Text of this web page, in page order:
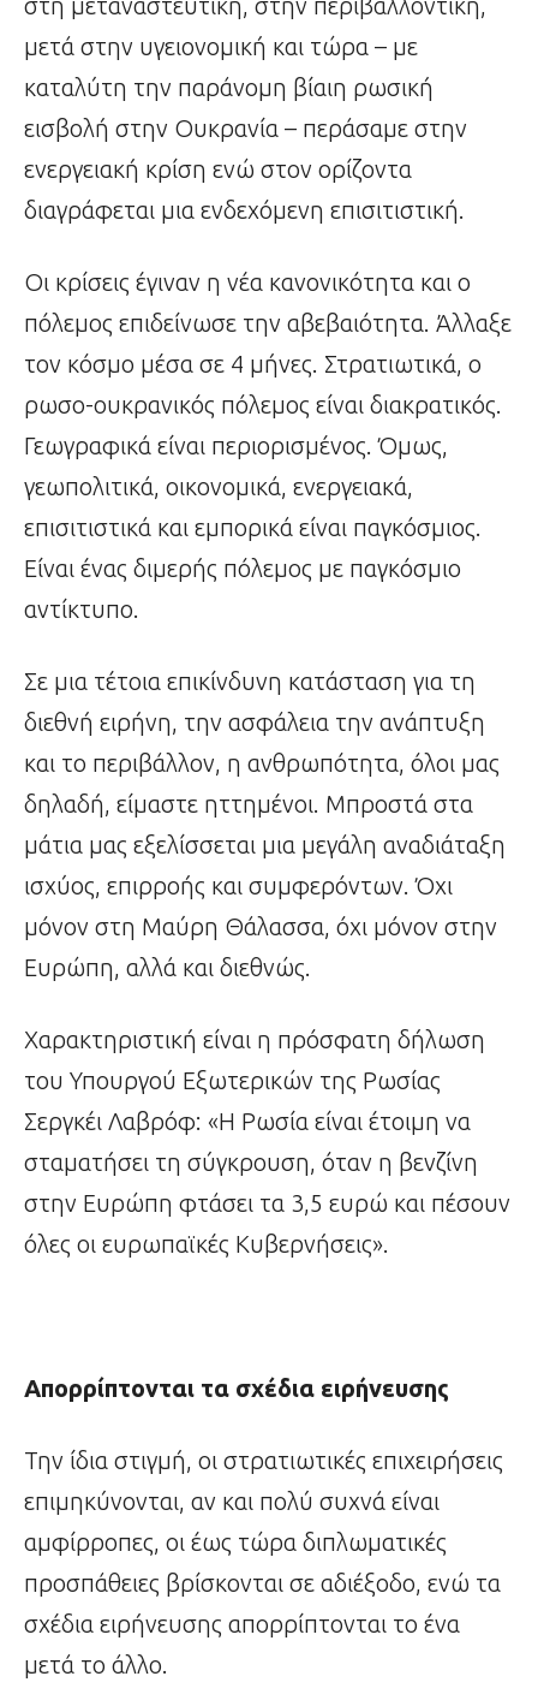
στη μεταναστευτική, στην περιβαλλοντική,
μετά στην υγειονομική και τώρα – με
καταλύτη την παράνομη βίαιη ρωσική
εισβολή στην Ουκρανία – περάσαμε στην
ενεργειακή κρίση ενώ στον ορίζοντα
διαγράφεται μια ενδεχόμενη επισιτιστική.
Οι κρίσεις έγιναν η νέα κανονικότητα και ο
πόλεμος επιδείνωσε την αβεβαιότητα. Άλλαξε
τον κόσμο μέσα σε 4 μήνες. Στρατιωτικά, ο
ρωσο-ουκρανικός πόλεμος είναι διακρατικός.
Γεωγραφικά είναι περιορισμένος. Όμως,
γεωπολιτικά, οικονομικά, ενεργειακά,
επισιτιστικά και εμπορικά είναι παγκόσμιος.
Είναι ένας διμερής πόλεμος με παγκόσμιο
αντίκτυπο.
Σε μια τέτοια επικίνδυνη κατάσταση για τη
διεθνή ειρήνη, την ασφάλεια την ανάπτυξη
και το περιβάλλον, η ανθρωπότητα, όλοι μας
δηλαδή, είμαστε ηττημένοι. Μπροστά στα
μάτια μας εξελίσσεται μια μεγάλη αναδιάταξη
ισχύος, επιρροής και συμφερόντων. Όχι
μόνον στη Μαύρη Θάλασσα, όχι μόνον στην
Ευρώπη, αλλά και διεθνώς.
Χαρακτηριστική είναι η πρόσφατη δήλωση
του Υπουργού Εξωτερικών της Ρωσίας
Σεργκέι Λαβρόφ: «Η Ρωσία είναι έτοιμη να
σταματήσει τη σύγκρουση, όταν η βενζίνη
στην Ευρώπη φτάσει τα 3,5 ευρώ και πέσουν
όλες οι ευρωπαϊκές Κυβερνήσεις».
Απορρίπτονται τα σχέδια ειρήνευσης
Την ίδια στιγμή, οι στρατιωτικές επιχειρήσεις
επιμηκύνονται, αν και πολύ συχνά είναι
αμφίρροπες, οι έως τώρα διπλωματικές
προσπάθειες βρίσκονται σε αδιέξοδο, ενώ τα
σχέδια ειρήνευσης απορρίπτονται το ένα
μετά το άλλο.